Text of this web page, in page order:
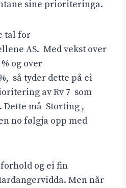
sine prioriteringa.
tal for
AS. Med vekst over
og over
så tyder dette på ei
av Rv 7 som
Dette må Storting ,
no følgja opp med
og ei fin
Men når